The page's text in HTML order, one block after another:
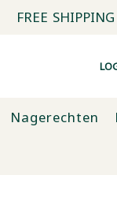
FREE
Nagerechten